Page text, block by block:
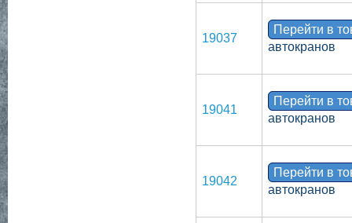
19037
Перейти в
автокранов
19041
Перейти в
автокранов
19042
Перейти в
автокранов